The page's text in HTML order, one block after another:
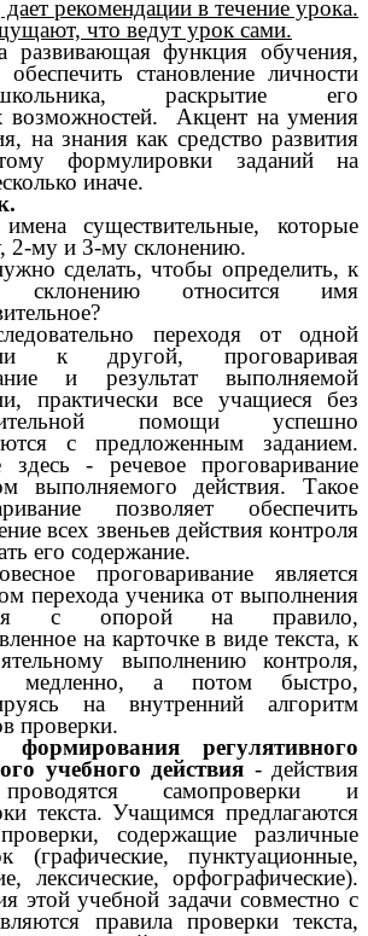
дает рекомендации в течение урока.
что ведут урок сами.
развивающая функция обучения,
становление личности
раскрытие его
возможностей. Акцент на умения
на знания как средство развития
формулировки заданий на
иначе.
имена существительные, которые
2-му и 3-му склонению.
сделать, чтобы определить, к
склонению относится имя
переходя от одной
к другой, проговаривая
и результат выполняемой
практически все учащиеся без
помощи успешно
с предложенным заданием.
здесь - речевое проговаривание
выполняемого действия. Такое
позволяет обеспечить
всех звеньев действия контроля
его содержание.
проговаривание является
перехода ученика от выполнения
с опорой на правило,
на карточке в виде текста, к
выполнению контроля,
медленно, а потом быстро,
на внутренний алгоритм
проверки.
регулятивного
учебного действия - действия
самопроверки и
текста. Учащимся предлагаются
содержащие различные
(графические, пунктуационные,
лексические, орфографические).
этой учебной задачи совместно с
правила проверки текста,